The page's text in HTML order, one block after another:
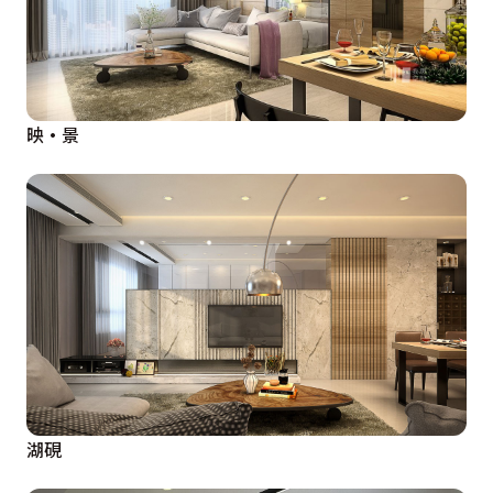
映·景
湖硯